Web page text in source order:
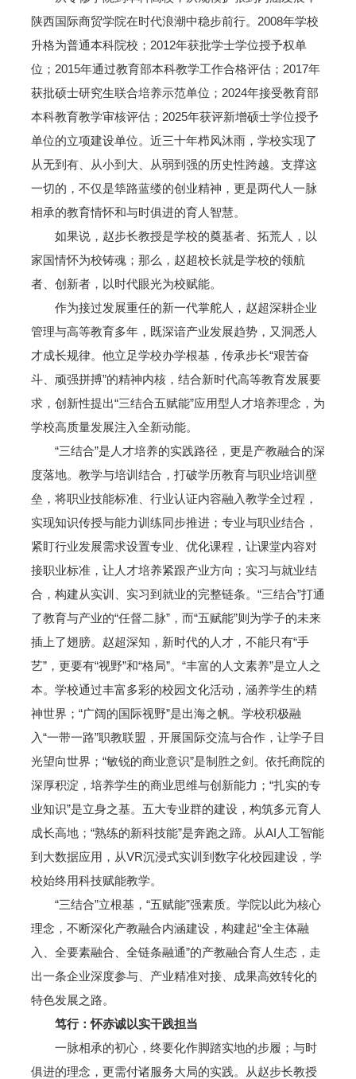
陕西国际商贸学院在时代浪潮中稳步前行。2008年学校
升格为普通本科院校；2012年获批学士学位授予权单
位；2015年通过教育部本科教学工作合格评估；2017年
获批硕士研究生联合培养示范单位；2024年接受教育部
本科教育教学审核评估；2025年获评新增硕士学位授予
单位的立项建设单位。近三十年栉风沐雨，学校实现了
从无到有、从小到大、从弱到强的历史性跨越。支撑这
一切的，不仅是筚路蓝缕的创业精神，更是两代人一脉
相承的教育情怀和与时俱进的育人智慧。
如果说，赵步长教授是学校的奠基者、拓荒人，以
家国情怀为校铸魂；那么，赵超校长就是学校的领航
者、创新者，以时代眼光为校赋能。
作为接过发展重任的新一代掌舵人，赵超深耕企业
管理与高等教育多年，既深谙产业发展趋势，又洞悉人
才成长规律。他立足学校办学根基，传承步长“艰苦奋
斗、顽强拼搏”的精神内核，结合新时代高等教育发展要
求，创新性提出“三结合五赋能”应用型人才培养理念，为
学校高质量发展注入全新动能。
“三结合”是人才培养的实践路径，更是产教融合的深
度落地。教学与培训结合，打破学历教育与职业培训壁
垒，将职业技能标准、行业认证内容融入教学全过程，
实现知识传授与能力训练同步推进；专业与职业结合，
紧盯行业发展需求设置专业、优化课程，让课堂内容对
接职业标准，让人才培养紧跟产业方向；实习与就业结
合，构建从实训、实习到就业的完整链条。“三结合”打通
了教育与产业的“任督二脉”，而“五赋能”则为学子的未来
插上了翅膀。赵超深知，新时代的人才，不能只有“手
艺”，更要有“视野”和“格局”。“丰富的人文素养”是立人之
本。学校通过丰富多彩的校园文化活动，涵养学生的精
神世界；“广阔的国际视野”是出海之帆。学校积极融
入“一带一路”职教联盟，开展国际交流与合作，让学子目
光望向世界；“敏锐的商业意识”是制胜之剑。依托商院的
深厚积淀，培养学生的商业思维与创新能力；“扎实的专
业知识”是立身之基。五大专业群的建设，构筑多元育人
成长高地；“熟练的新科技能”是奔跑之蹄。从AI人工智能
到大数据应用，从VR沉浸式实训到数字化校园建设，学
校始终用科技赋能教学。
“三结合”立根基，“五赋能”强素质。学院以此为核心
理念，不断深化产教融合内涵建设，构建起“全主体融
入、全要素融合、全链条融通”的产教融合育人生态，走
出一条企业深度参与、产业精准对接、成果高效转化的
特色发展之路。
笃行：怀赤诚以实干践担当
一脉相承的初心，终要化作脚踏实地的步履；与时
俱进的理念，更需付诸服务大局的实践。从赵步长教授